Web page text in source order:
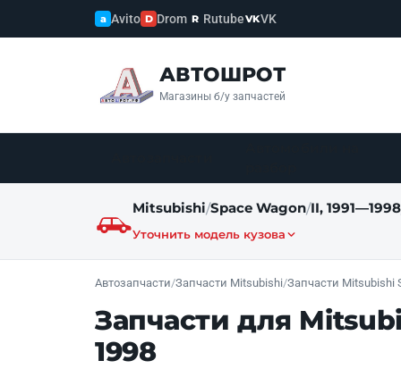
a Avito D Drom R RutubeVKVK
АВТОШРОТ
Магазины б/у запчастей
Mitsubishi/Space Wagon/II, 1991—1998
Уточнить модель кузова
Автозапчасти/Запчасти Mitsubishi/Запчасти Mitsubishi
Запчасти для
1998